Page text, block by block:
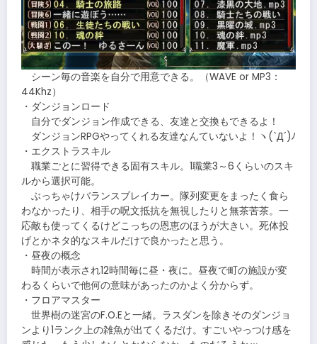
シーン毎の音楽を自分で用意できる。（WAVE or MP3：
44Khz）
・ダンジョンロード
自分でダンジョン作成できる、友達と交換もできるよ！
ダンジョンRPGやってくれる友達なんていないよ！ヽ(`Д´)ﾉ
・エクストラスキル
職業ごとに習得できる固有スキル。1職業3～6くらいのスキ
ルから選択可能。
ぶっちゃけバランスブレイカー。隊列変更をまったく食ら
わなかったり、相手の呪文抵抗を無視したりと無茶苦茶。一
応敵も使ってくるけどこっちの恩恵のほうが大きい。死体投
げとかネタ的なスキルだけで良かったと思う。
・昼夜の概念
時間が表示され12時間毎に昼・夜に。昼夜で町の施設が変
わるくらいで他何の意味があったのかよく分からず。
・フロアマスター
世界樹の迷宮のF.O.Eと一緒。ラスダンを除きそのダンジョ
ンより1ランク上の雑魚が出てくるだけ。すごいやっつけ感を